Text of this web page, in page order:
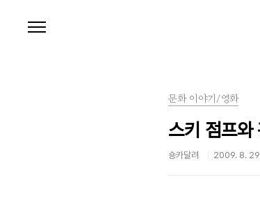
문화 이야기/영화
스키 점프
숑카달려 2009. 8.